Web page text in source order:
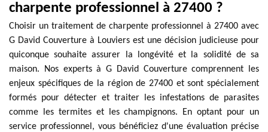
charpente professionnel à 27400 ?
Choisir un traitement de charpente professionnel à 27400 avec
G David Couverture à Louviers est une décision judicieuse pour
quiconque souhaite assurer la longévité et la solidité de sa
maison. Nos experts à G David Couverture comprennent les
enjeux spécifiques de la région de 27400 et sont spécialement
formés pour détecter et traiter les infestations de parasites
comme les termites et les champignons. En optant pour un
service professionnel, vous bénéficiez d'une évaluation précise